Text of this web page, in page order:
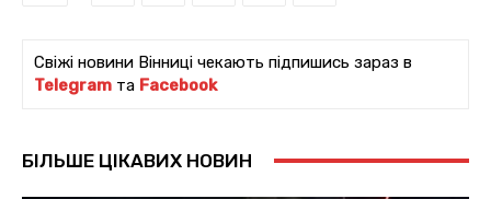
Свіжі новини Вінниці чекають підпишись зараз в
Telegram та Facebook
БІЛЬШЕ ЦІКАВИХ НОВИН